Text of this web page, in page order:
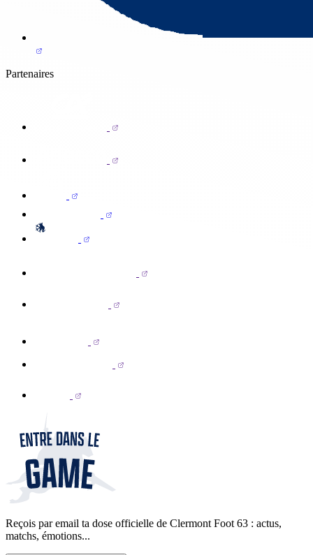
Partenaires
Reçois par email ta dose officielle de Clermont Foot 63 : actus,
matchs, émotions...